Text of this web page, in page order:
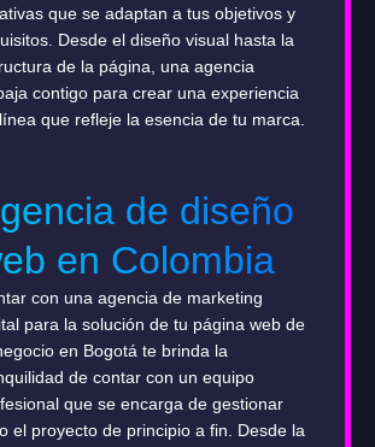
que se adaptan a tus objetivos y
Desde el diseño visual hasta la
de la página, una agencia
contigo para crear una experiencia
que refleje la esencia de tu marca.
de diseño
en Colombia
con una agencia de marketing
para la solución de tu página web de
en Bogotá te brinda la
de contar con un equipo
que se encarga de gestionar
el proyecto de principio a fin. Desde la